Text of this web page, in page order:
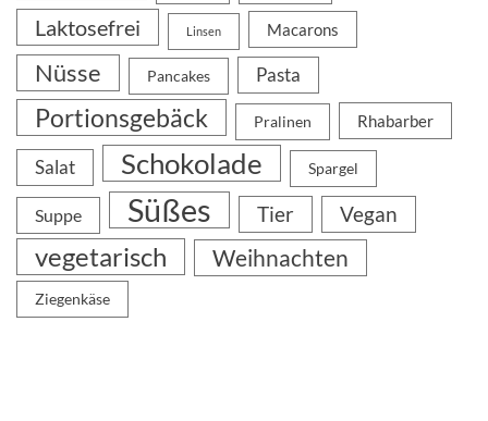
Laktosefrei Linsen Macarons
Nüsse Pancakes Pasta
Portionsgebäck Pralinen Rhabarber
Salat Schokolade Spargel
Suppe Süßes Tier Vegan
vegetarisch Weihnachten
Ziegenkäse